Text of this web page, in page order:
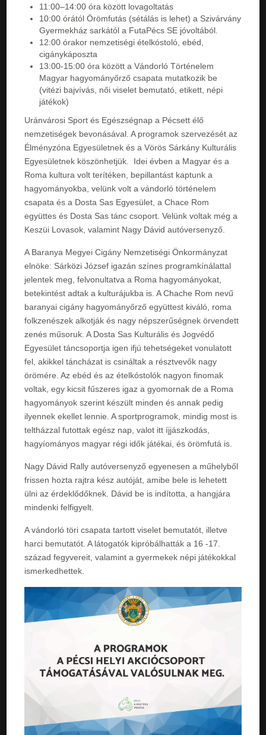
11:00–14:00 óra között lovagoltatás
10:00 órától Örömfutás (sétálás is lehet) a Szivárvány
Gyermekház sarkától a FutaPécs SE jóvoltából.
12:00 órakor nemzetiségi ételkóstoló, ebéd,
cigánykáposzta
13:00-15:00 óra között a Vándorló Történelem
Magyar hagyományőrző csapata mutatkozik be
(vitézi bajvívás, női viselet bemutató, etikett, népi
játékok)
Uránvárosi Sport és Egészségnap a Pécsett élő
nemzetiségek bevonásával. A programok szervezését az
Élményzóna Egyesületnek és a Vörös Sárkány Kulturális
Egyesületnek köszönhetjük. Idei évben a Magyar és a
Roma kultura volt terítéken, bepillantást kaptunk a
hagyományokba, velünk volt a vándorló történelem
csapata és a Dosta Sas Egyesület, a Chace Rom
együttes és Dosta Sas tánc csoport. Velünk voltak még a
Keszüi Lovasok, valamint Nagy Dávid autóversenyző.
A Baranya Megyei Cigány Nemzetiségi Önkormányzat
elnöke: Sárközi József igazán színes programkínálattal
jelentek meg, felvonultatva a Roma hagyományokat,
betekintést adtak a kulturájukba is. A Chache Rom nevű
baranyai cigány hagyományőrző együttest kiváló, roma
folkzenészek alkotják és nagy népszerűségnek örvendett
zenés műsoruk. A Dosta Sas Kulturális és Jogvédő
Egyesület táncsoportja igen ifjú tehetségeket vonulatott
fel, akikkel táncházat is csináltak a résztvevők nagy
örömére. Az ebéd és az ételkóstolók nagyon finomak
voltak, egy kicsit fűszeres igaz a gyomornak de a Roma
hagyományok szerint készült minden és annak pedig
ilyennek ekellet lennie. A sportprogramok, mindig most is
teltházzal futottak egész nap, valot itt íjjászkodás,
hagyíományos magyar régi idők játékai, és örömfutá is.
Nagy Dávid Rally autóversenyző egyenesen a műhelyből
frissen hozta rajtra kész autóját, amibe bele is lehetett
ülni az érdeklődőknek. Dávid be is indította, a hangjára
mindenki felfigyelt.
A vándorló töri csapata tartott viselet bemutatót, illetve
harci bemutatót. A látogatók kipróbálhatták a 16 -17.
század fegyvereit, valamint a gyermekek népi játékokkal
ismerkedhettek.